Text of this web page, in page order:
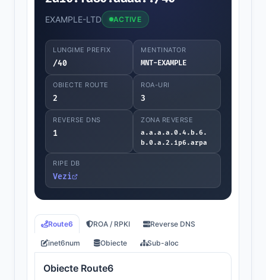
EXAMPLE-LTD ACTIVE
LUNGIME PREFIX
/40
MENTINATOR
MNT-EXAMPLE
OBIECTE ROUTE
2
ROA-URI
3
REVERSE DNS
1
ZONA REVERSE
a.a.a.a.0.4.b.6.
b.0.a.2.ip6.arpa
RIPE DB
Vezi
Route6 ROA / RPKI Reverse DNS
inet6num Obiecte Sub-aloc
Obiecte Route6